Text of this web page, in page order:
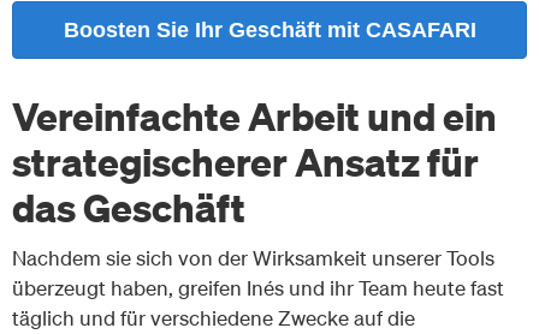
Boosten Sie Ihr Geschäft mit CASAFARI
Vereinfachte Arbeit und ein
strategischerer Ansatz für
das Geschäft
Nachdem sie sich von der Wirksamkeit unserer Tools
überzeugt haben, greifen Inés und ihr Team heute fast
täglich und für verschiedene Zwecke auf die